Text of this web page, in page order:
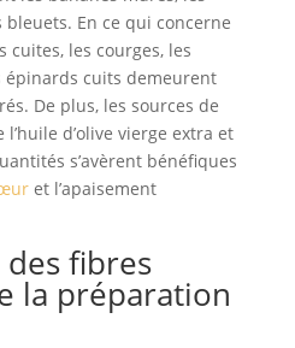
En ce qui concerne
cuites, les courges, les
épinards cuits demeurent
De plus, les sources de
d’olive vierge extra et
s’avèrent bénéfiques
et l’apaisement
des fibres
la préparation